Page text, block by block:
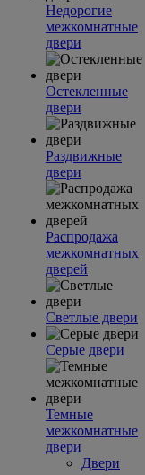
Недорогие
межкомнатные
двери
Остекленные
двери
Раздвижные
двери
Распродажа
межкомнатных
дверей
Светлые двери
Серые двери
Темные
межкомнатные
двери
Двери